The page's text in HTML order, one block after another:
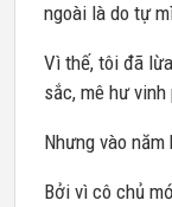
ngoài là do tự
Vì thế, tôi đã
sắc, mê hư vinh
Nhưng vào
Bởi vì cô chủ